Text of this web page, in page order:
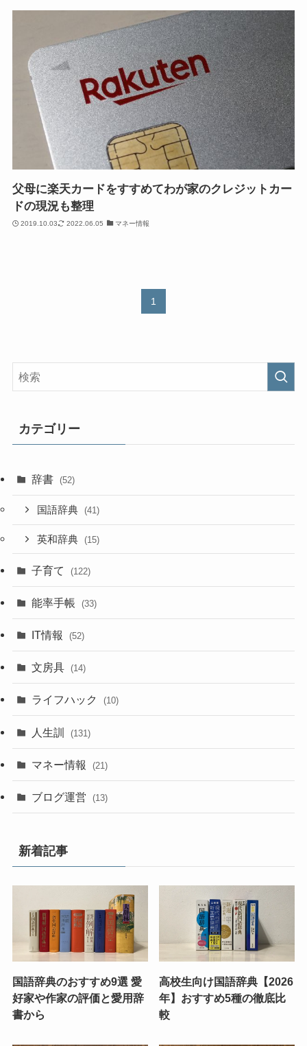
父母に楽天カードをすすめてわが家のクレジットカー
ドの現況も整理
2019.10.03 2022.06.05 マネー情報
1
カテゴリー
辞書 (52)
国語辞典 (41)
英和辞典 (15)
子育て (122)
能率手帳 (33)
IT情報 (52)
文房具 (14)
ライフハック (10)
人生訓 (131)
マネー情報 (21)
ブログ運営 (13)
新着記事
国語辞典のおすすめ9選 愛
好家や作家の評価と愛用辞
書から
高校生向け国語辞典【2026
年】おすすめ5種の徹底比
較